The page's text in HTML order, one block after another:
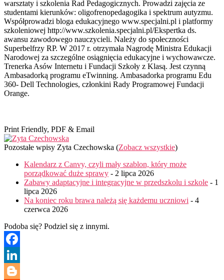
warsztaty i szkolenia Rad Pedagogicznych. Prowadzi zajęcia ze
studentami kierunków: oligofrenopedagogika i spektrum autyzmu.
Współprowadzi bloga edukacyjnego www.specjalni.pl i platformy
szkoleniowej http://www.szkolenia.specjalni.pl/Ekspertka ds.
awansu zawodowego nauczycieli. Należy do społeczności
Superbelfrzy RP. W 2017 r. otrzymała Nagrodę Ministra Edukacji
Narodowej za szczególne osiągnięcia edukacyjne i wychowawcze.
Trenerka Asów Internetu i Fundacji Szkoły z Klasą. Jest czynną
Ambasadorką programu eTwinning. Ambasadorka programu Edu
360- Dell Technologies, członkini Rady Programowej Fundacji
Orange.
Print Friendly, PDF & Email
Pozostałe wpisy Zyta Czechowska (Zobacz wszystkie)
Kalendarz z Canvy, czyli mały szablon, który może
porządkować duże sprawy - 2 lipca 2026
Zabawy adaptacyjne i integracyjne w przedszkolu i szkole - 1
lipca 2026
Na koniec roku brawa należą się każdemu uczniowi - 4
czerwca 2026
Podoba się? Podziel się z innymi.
Facebook
LinkedIn